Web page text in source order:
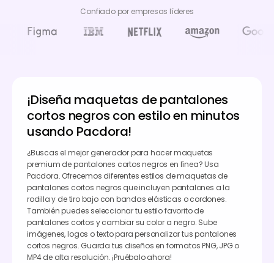
Confiado por empresas líderes
¡Diseña maquetas de pantalones
cortos negros con estilo en minutos
usando Pacdora!
¿Buscas el mejor generador para hacer maquetas
premium de pantalones cortos negros en línea? Usa
Pacdora. Ofrecemos diferentes estilos de maquetas de
pantalones cortos negros que incluyen pantalones a la
rodilla y de tiro bajo con bandas elásticas o cordones.
También puedes seleccionar tu estilo favorito de
pantalones cortos y cambiar su color a negro. Sube
imágenes, logos o texto para personalizar tus pantalones
cortos negros. Guarda tus diseños en formatos PNG, JPG o
MP4 de alta resolución. ¡Pruébalo ahora!